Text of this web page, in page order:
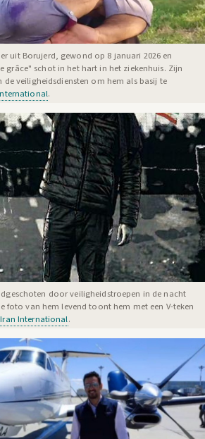
uit Borujerd, gewond op 8 januari 2026 en
grâce" schot in het hart in het ziekenhuis. Zijn
de veiligheidsdiensten om hem als basij te
.
door veiligheidstroepen in de nacht
foto van hem levend toont hem met een V-teken
Iran International.